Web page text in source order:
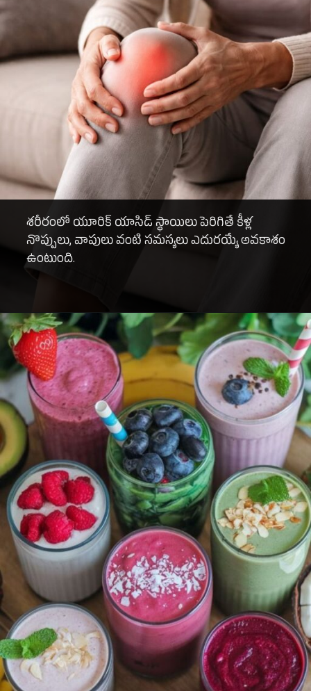
శరీరంలో యూరిక్ యాసిడ్ స్థాయిలు పెరిగితే కీళ్ల
నొప్పులు, వాపులు వంటి సమస్యలు ఎదురయ్యే అవకాశం
ఉంటుంది.